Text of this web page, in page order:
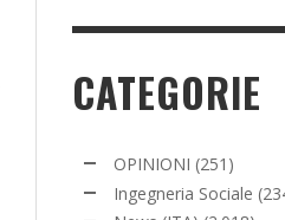
CATEGORIE
OPINIONI (251)
Ingegneria Sociale